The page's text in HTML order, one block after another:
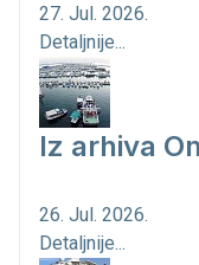
27. Jul. 2026.
Detaljnije...
Iz arhiva
26. Jul. 2026.
Detaljnije...